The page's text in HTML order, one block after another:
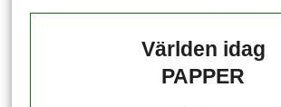
Världen idag
PAPPER